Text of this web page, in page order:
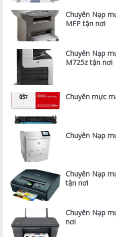
Chuyên Nạp
MFP tận nơi
Chuyên Nạp
M725z tận nơi
Chuyên mực
Chuyên Nạp
Chuyên Nạp
tận nơi
Chuyên Nạp
nơi